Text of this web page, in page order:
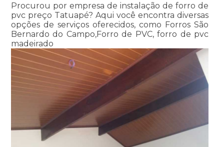
Procurou por empresa de instalação de forro de
pvc preço Tatuapé? Aqui você encontra diversas
opções de serviços oferecidos, como Forros São
Bernardo do Campo,Forro de PVC, forro de pvc
madeirado